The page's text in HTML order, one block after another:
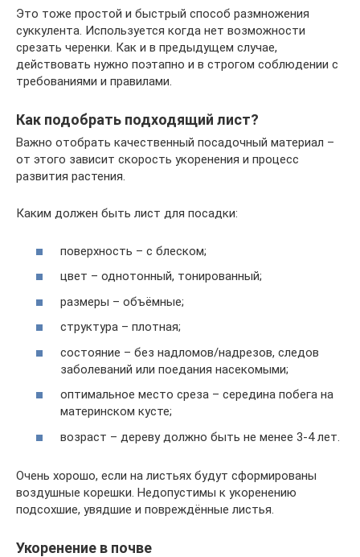
Это тоже простой и быстрый способ размножения
суккулента. Используется когда нет возможности
срезать черенки. Как и в предыдущем случае,
действовать нужно поэтапно и в строгом соблюдении с
требованиями и правилами.
Как подобрать подходящий лист?
Важно отобрать качественный посадочный материал –
от этого зависит скорость укоренения и процесс
развития растения.
Каким должен быть лист для посадки:
поверхность – с блеском;
цвет – однотонный, тонированный;
размеры – объёмные;
структура – плотная;
состояние – без надломов/надрезов, следов
заболеваний или поедания насекомыми;
оптимальное место среза – середина побега на
материнском кусте;
возраст – дереву должно быть не менее 3-4 лет.
Очень хорошо, если на листьях будут сформированы
воздушные корешки. Недопустимы к укоренению
подсохшие, увядшие и повреждённые листья.
Укоренение в почве